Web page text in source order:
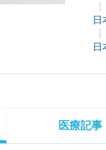
日
日
医療記事